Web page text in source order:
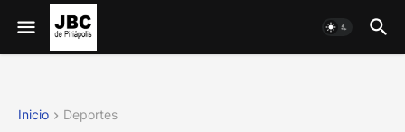
Inicio Deportes